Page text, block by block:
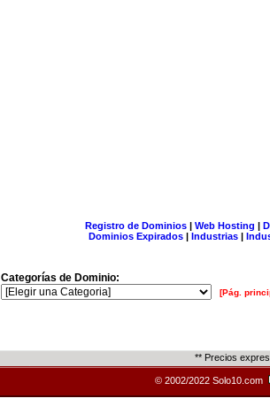
Registro de Dominios| Web Hosting |
Dominios Expirados | Industrias |
Categorías de Dominio:
[Pág.
** Precios
© 2002/2022 Solo10.com